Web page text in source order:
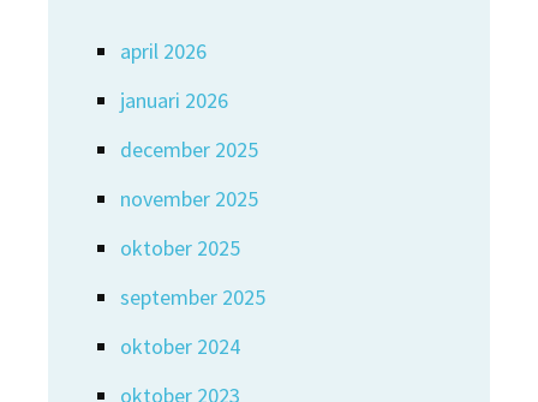
april 2026
januari 2026
december 2025
november 2025
oktober 2025
september 2025
oktober 2024
oktober 2023